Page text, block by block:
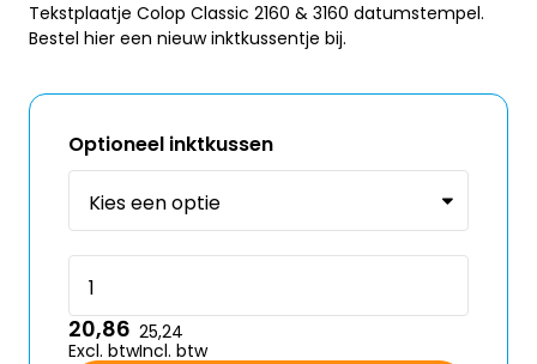
Tekstplaatje Colop Classic 2160 & 3160 datumstempel.
Bestel hier een nieuw inktkussentje bij.
Optioneel inktkussen
20,86
Excl. btw
25,24
Incl. btw